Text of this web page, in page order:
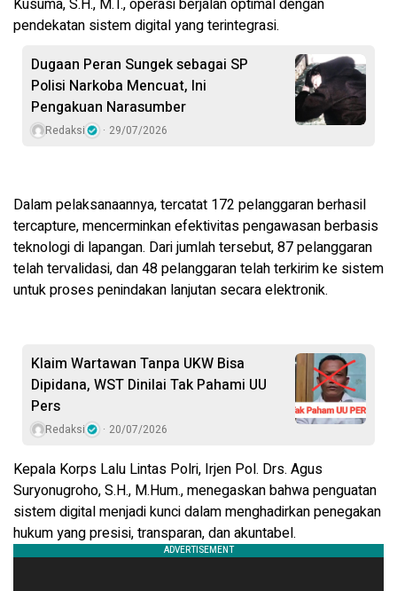
Kusuma, S.H., M.T., operasi berjalan optimal dengan
pendekatan sistem digital yang terintegrasi.
Dugaan Peran Sungek sebagai SP
Polisi Narkoba Mencuat, Ini
Pengakuan Narasumber
Redaksi 29/07/2026
Dalam pelaksanaannya, tercatat 172 pelanggaran berhasil
tercapture, mencerminkan efektivitas pengawasan berbasis
teknologi di lapangan. Dari jumlah tersebut, 87 pelanggaran
telah tervalidasi, dan 48 pelanggaran telah terkirim ke sistem
untuk proses penindakan lanjutan secara elektronik.
Klaim Wartawan Tanpa UKW Bisa
Dipidana, WST Dinilai Tak Pahami UU
Pers
Redaksi 20/07/2026
Kepala Korps Lalu Lintas Polri, Irjen Pol. Drs. Agus
Suryonugroho, S.H., M.Hum., menegaskan bahwa penguatan
sistem digital menjadi kunci dalam menghadirkan penegakan
hukum yang presisi, transparan, dan akuntabel.